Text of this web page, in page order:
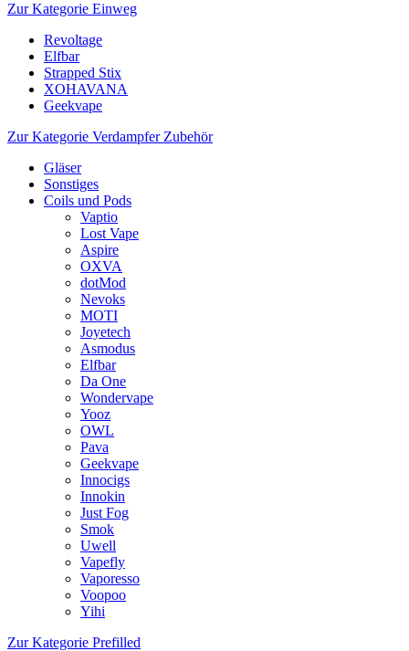
Zur Kategorie Einweg
Revoltage
Elfbar
Strapped Stix
XOHAVANA
Geekvape
Zur Kategorie Verdampfer Zubehör
Gläser
Sonstiges
Coils und Pods
Vaptio
Lost Vape
Aspire
OXVA
dotMod
Nevoks
MOTI
Joyetech
Asmodus
Elfbar
Da One
Wondervape
Yooz
OWL
Pava
Geekvape
Innocigs
Innokin
Just Fog
Smok
Uwell
Vapefly
Vaporesso
Voopoo
Yihi
Zur Kategorie Prefilled